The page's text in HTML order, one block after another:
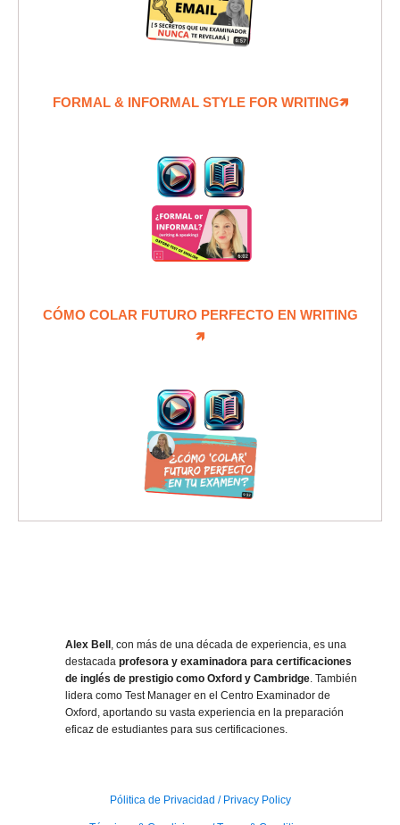
FORMAL & INFORMAL STYLE FOR WRITING🡽
CÓMO COLAR FUTURO PERFECTO EN WRITING
🡽
Alex Bell , con más de una década de experiencia, es una
destacada profesora y examinadora para certificaciones
de inglés de prestigio como Oxford y Cambridge. También
lidera como Test Manager en el Centro Examinador de
Oxford, aportando su vasta experiencia en la preparación
eficaz de estudiantes para sus certificaciones.
Pólitica de Privacidad / Privacy Policy